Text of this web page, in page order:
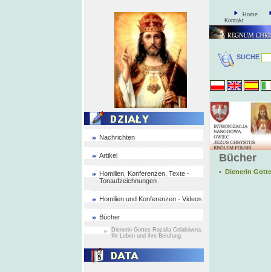
Nachrichten
Artikel
Homilien, Konferenzen, Texte -
Tonaufzeichnungen
Homilien und Konferenzen - Videos
Bücher
Dienerin Gottes Rozalia Celakówna.
Ihr Leben und ihre Berufung.
Home
Kontakt
SUCHE
Bücher
• Dienerin